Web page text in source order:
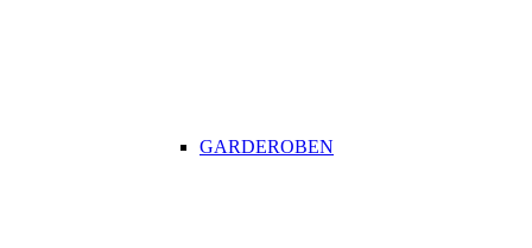
GARDEROBEN